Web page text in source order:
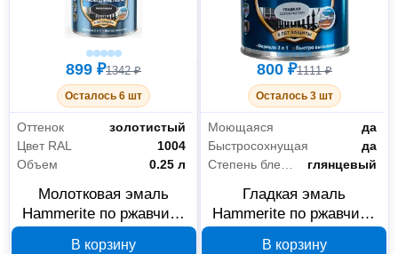
899 ₽1342 ₽
Осталось 6 шт
Оттенок
золотистый
Цвет RAL
1004
Объем
0.25 л
Молотковая эмаль
Hammerite по ржавчине
В корзину
800 ₽1111 ₽
Осталось 3 шт
Моющаяся
да
Быстросохнущая
да
глянцевый
Гладкая эмаль
Hammerite по ржавчине
В корзину